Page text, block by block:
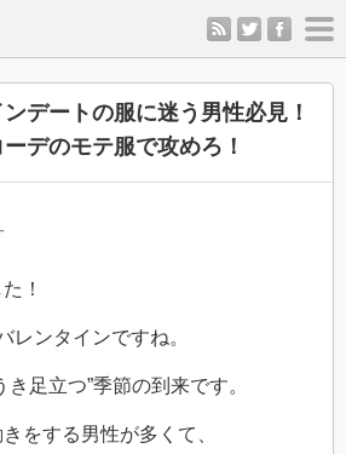
rss twitter
デートの服に迷う男性必見！
デのモテ服で攻めろ！
！
レンタインですね。
足立つ”季節の到来です。
をする男性が多くて、